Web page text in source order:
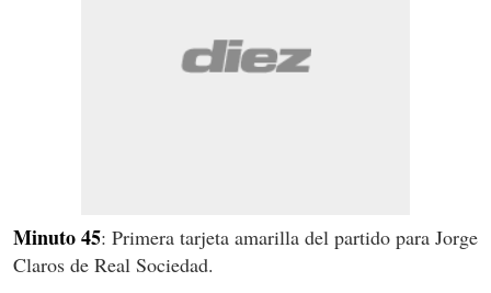
Minuto 45: Primera tarjeta amarilla del partido para Jorge
Claros de Real Sociedad.